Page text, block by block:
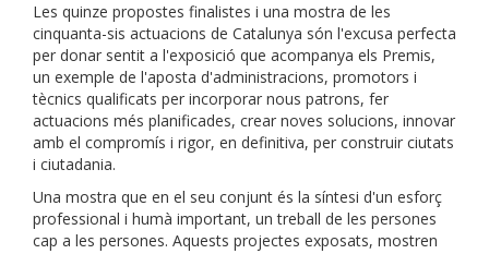
Les quinze propostes finalistes i una mostra de les
cinquanta-sis actuacions de Catalunya són l'excusa perfecta
per donar sentit a l'exposició que acompanya els Premis,
un exemple de l'aposta d'administracions, promotors i
tècnics qualificats per incorporar nous patrons, fer
actuacions més planificades, crear noves solucions, innovar
amb el compromís i rigor, en definitiva, per construir ciutats
i ciutadania.
Una mostra que en el seu conjunt és la síntesi d'un esforç
professional i humà important, un treball de les persones
cap a les persones. Aquests projectes exposats, mostren